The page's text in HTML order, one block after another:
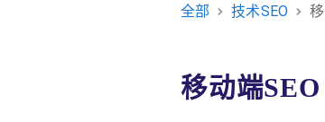
全部 技术SEO
移动端